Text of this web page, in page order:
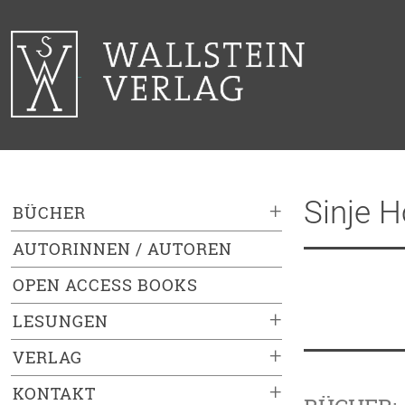
+
BÜCHER
AUTORINNEN / AUTOREN
OPEN ACCESS BOOKS
+
LESUNGEN
+
VERLAG
+
KONTAKT
Sinje